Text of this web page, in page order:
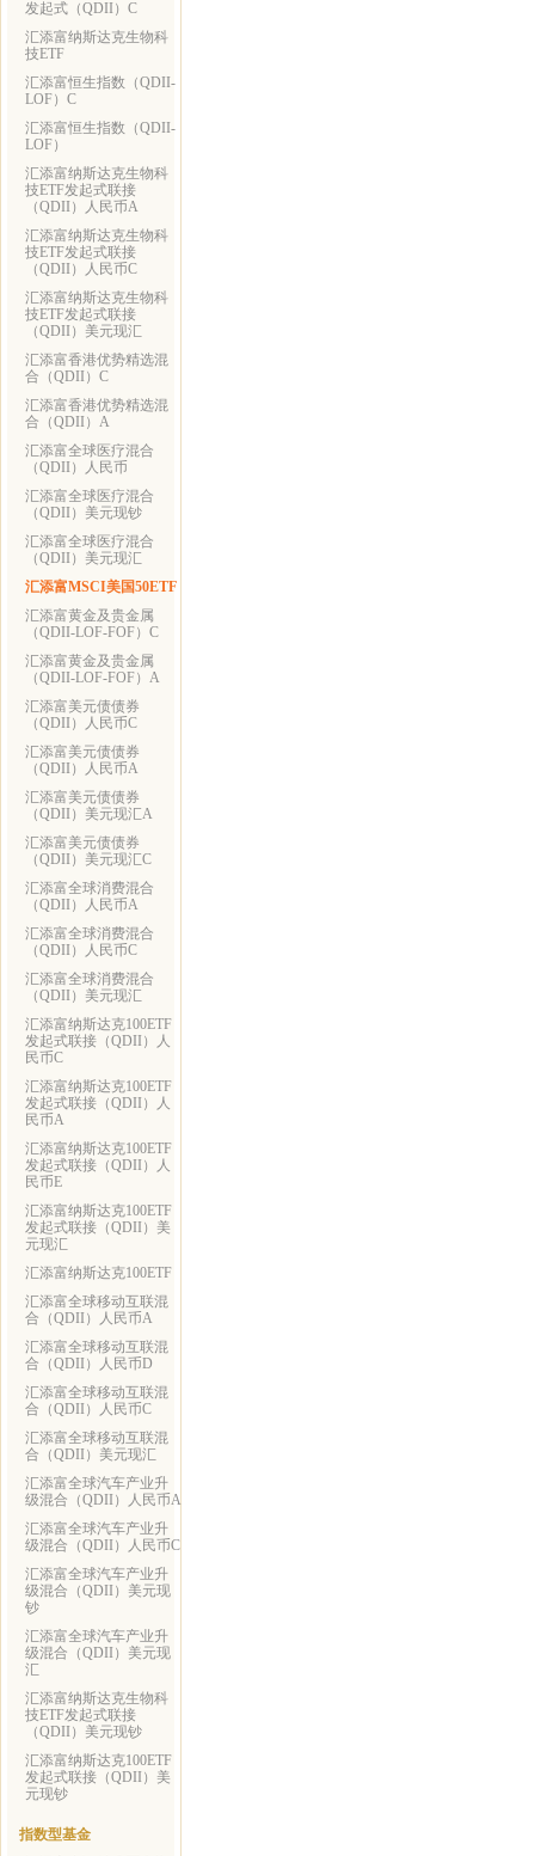
发起式（QDII）C
汇添富纳斯达克生物科
技ETF
汇添富恒生指数（QDII-
LOF）C
汇添富恒生指数（QDII-
LOF）
汇添富纳斯达克生物科
技ETF发起式联接
（QDII）人民币A
汇添富纳斯达克生物科
技ETF发起式联接
（QDII）人民币C
汇添富纳斯达克生物科
技ETF发起式联接
（QDII）美元现汇
汇添富香港优势精选混
合（QDII）C
汇添富香港优势精选混
合（QDII）A
汇添富全球医疗混合
（QDII）人民币
汇添富全球医疗混合
（QDII）美元现钞
汇添富全球医疗混合
（QDII）美元现汇
汇添富MSCI美国50ETF
汇添富黄金及贵金属
（QDII-LOF-FOF）C
汇添富黄金及贵金属
（QDII-LOF-FOF）A
汇添富美元债债券
（QDII）人民币C
汇添富美元债债券
（QDII）人民币A
汇添富美元债债券
（QDII）美元现汇A
汇添富美元债债券
（QDII）美元现汇C
汇添富全球消费混合
（QDII）人民币A
汇添富全球消费混合
（QDII）人民币C
汇添富全球消费混合
（QDII）美元现汇
汇添富纳斯达克100ETF
发起式联接（QDII）人
民币C
汇添富纳斯达克100ETF
发起式联接（QDII）人
民币A
汇添富纳斯达克100ETF
发起式联接（QDII）人
民币E
汇添富纳斯达克100ETF
发起式联接（QDII）美
元现汇
汇添富纳斯达克100ETF
汇添富全球移动互联混
合（QDII）人民币A
汇添富全球移动互联混
合（QDII）人民币D
汇添富全球移动互联混
合（QDII）人民币C
汇添富全球移动互联混
合（QDII）美元现汇
汇添富全球汽车产业升
级混合（QDII）人民币A
汇添富全球汽车产业升
级混合（QDII）人民币C
汇添富全球汽车产业升
级混合（QDII）美元现
钞
汇添富全球汽车产业升
级混合（QDII）美元现
汇
汇添富纳斯达克生物科
技ETF发起式联接
（QDII）美元现钞
汇添富纳斯达克100ETF
发起式联接（QDII）美
元现钞
指数型基金